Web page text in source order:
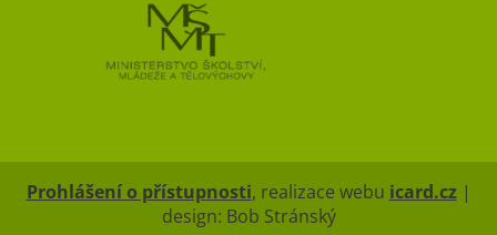
Prohlášení o přístupnosti, realizace webu icard.cz|
design: Bob Stránský